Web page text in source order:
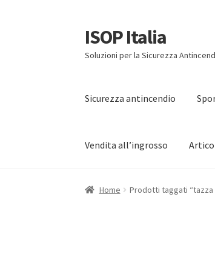
Vai
alla
navigazione
Vai
al
contenuto
ISOP Italia
Soluzioni per la Sicurezza
Sicurezza antincendio
Vendita all’ingrosso
Home Prodotti taggati “tazza